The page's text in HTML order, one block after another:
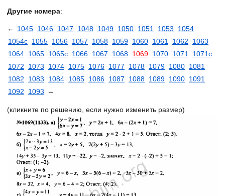
Другие номера:
← 1045 1046 1047 1048 1049 1050 1051 1053
1054
1054с 1055 1056 1057 1058 1059 1060 1061 1062
1063
1064 1065 1065с 1066 1067 1068 1069 1070 1071
1071с
1072
1073 1074 1075 1076 1077 1078 1079 1080 1081
1082
1083 1084 1085 1086 1087 1088 1089 1090 1091
1092
1093 →
(кликните по решению, если нужно изменить размер)